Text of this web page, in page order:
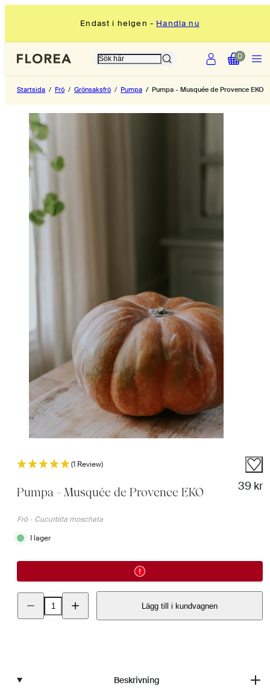
Endast i helgen - Handla nu
Konto
Visa
min
(0)
Visa
min
(0)
0 Meny
Startsida Frö Grönsaksfrö Pumpa Pumpa - Musquée de Provence EKO
Produktbild
(1 Review)
Pumpa - Musquée de Provence EKO 39 kr
Frö · Cucurbita moschata
I lager
Minska
kvantitet
för
kvantitet
för
Lägg till i kundvagnen
Beskrivning